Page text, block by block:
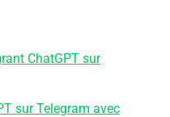
ChatGPT sur
sur Telegram avec